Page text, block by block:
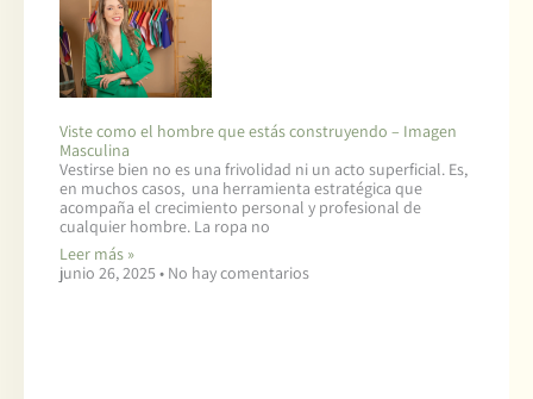
Viste como el hombre que estás construyendo – Imagen
Masculina
Vestirse bien no es una frivolidad ni un acto superficial. Es,
en muchos casos, una herramienta estratégica que
acompaña el crecimiento personal y profesional de
cualquier hombre. La ropa no
Leer más »
junio 26, 2025
No hay comentarios